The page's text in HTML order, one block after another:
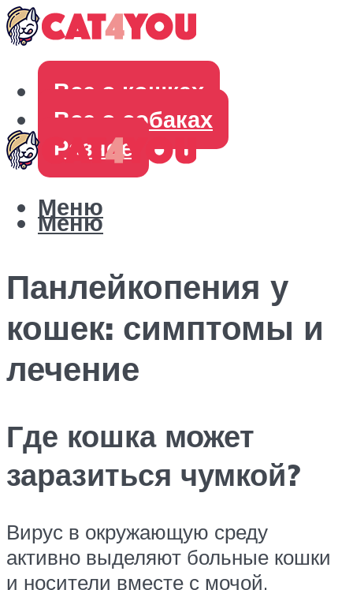
Все о кошках
Все о собаках
Разное
Меню
Меню
Панлейкопения у
кошек: симптомы и
лечение
Где кошка может
заразиться чумкой?
Вирус в окружающую среду
активно выделяют больные кошки
и носители вместе с мочой,